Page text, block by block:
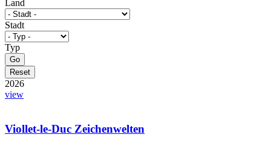
Land
Stadt
Typ
2026
view
Viollet-le-Duc Zeichenwelten